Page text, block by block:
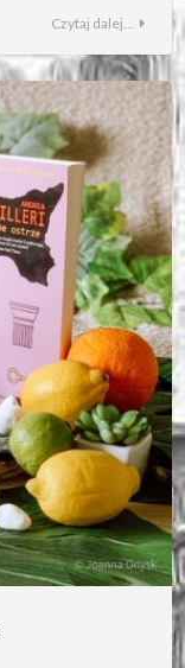
Czytaj dalej...